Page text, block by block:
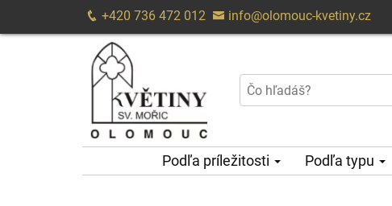
+420 736 472 012 info@olomouc-kvetiny.cz
Podľa príležitosti Podľa typu